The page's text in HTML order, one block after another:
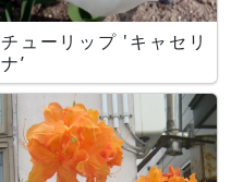
チューリップ 'キャセリ
ナ’